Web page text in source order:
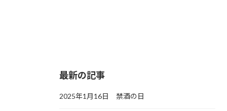
最新の記事
2025年1月16日 禁酒の日